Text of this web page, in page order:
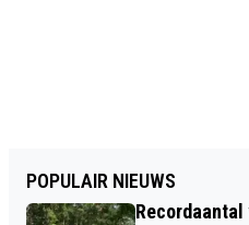
POPULAIR NIEUWS